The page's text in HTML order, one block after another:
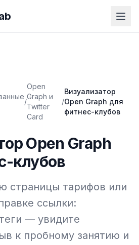
/
Open
Graph и
Twitter
Card
/
Визуализатор
Open Graph для
фитнес-клубов
Open Graph
клубов
страницы тарифов или
ссылки:
— увидите
к пробному занятию и